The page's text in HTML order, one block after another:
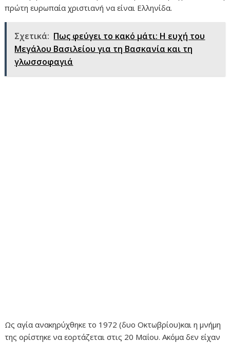
πρώτη ευρωπαία χριστιανή να είναι Ελληνίδα.
Σχετικά: Πως φεύγει το κακό μάτι: Η ευχή του
Μεγάλου Βασιλείου για τη Βασκανία και τη
γλωσσοφαγιά
Ως αγία ανακηρύχθηκε το 1972 (δυο Οκτωβρίου)και η μνήμη
της ορίστηκε να εορτάζεται στις 20 Μαΐου. Ακόμα δεν είχαν